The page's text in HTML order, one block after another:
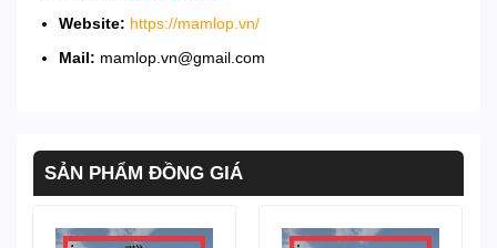
Website: https://mamlop.vn/
Mail: mamlop.vn@gmail.com
SẢN PHẨM ĐỒNG GIÁ